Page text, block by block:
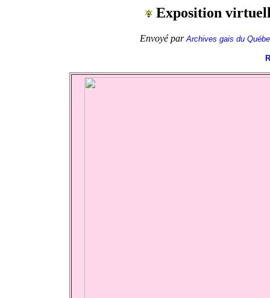
Exposition
Envoyé par Archives gais du